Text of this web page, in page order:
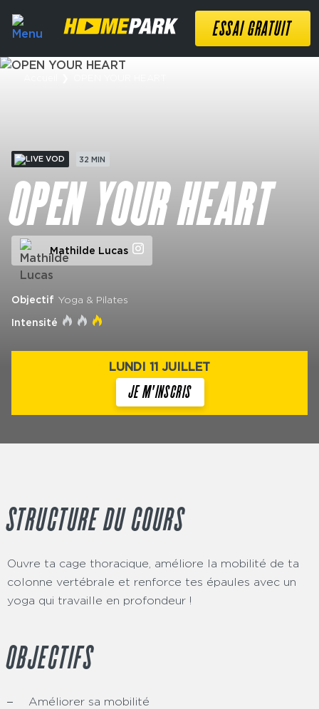
ESSAI GRATUIT
VOD 32 MIN
OPEN YOUR HEART
Mathilde Lucas
Objectif Yoga & Pilates
Intensité
LUNDI 11 JUILLET
JE M'INSCRIS
STRUCTURE DU COURS
Ouvre ta cage thoracique, améliore la mobilité de ta
colonne vertébrale et renforce tes épaules avec un
yoga qui travaille en profondeur !
OBJECTIFS
Améliorer sa mobilité